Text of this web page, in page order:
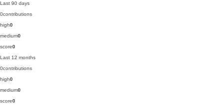
Last 90 days
0contributions
high0
medium0
score0
Last 12 months
0contributions
high0
medium0
score0